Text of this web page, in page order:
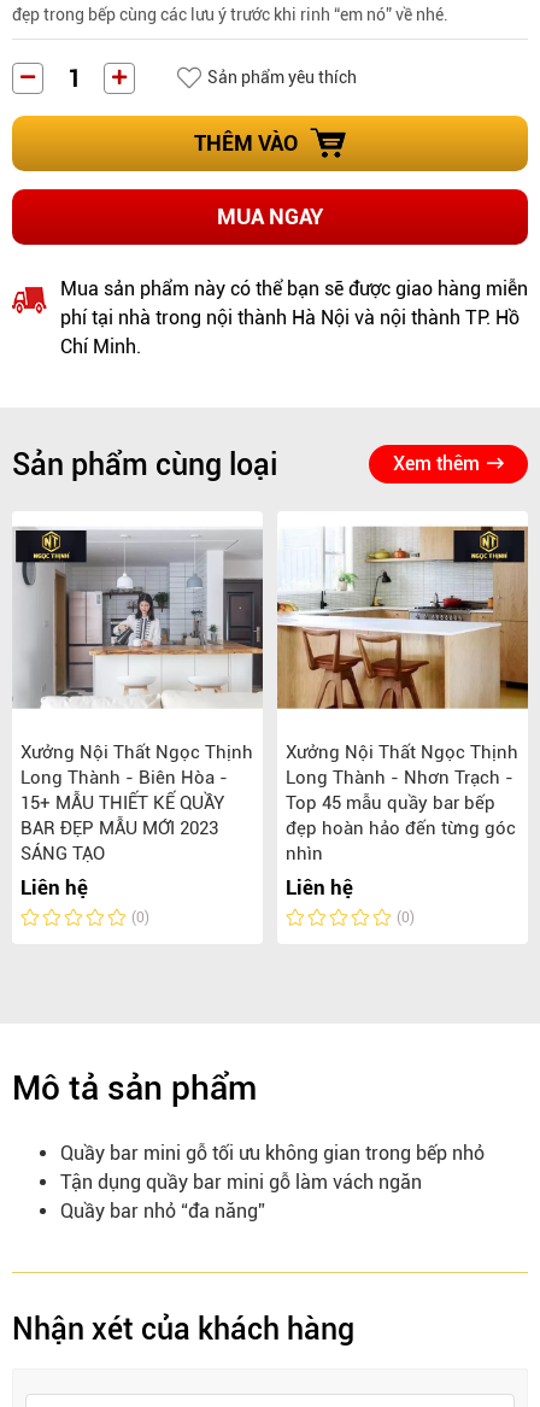
đẹp trong bếp cùng các lưu ý trước khi rinh “em nó” về nhé.
Sản phẩm yêu thích
THÊM VÀO
MUA NGAY
Mua sản phẩm này có thể bạn sẽ được giao hàng miễn
phí tại nhà trong nội thành Hà Nội và nội thành TP. Hồ
Chí Minh.
Sản phẩm cùng loại Xem thêm
Xưởng Nội Thất Ngọc Thịnh
Long Thành - Biên Hòa -
15+ MẪU THIẾT KẾ QUẦY
BAR ĐẸP MẪU MỚI 2023
SÁNG TẠO
Liên hệ
(0)
Xưởng Nội Thất Ngọc Thịnh
Long Thành - Nhơn Trạch -
Top 45 mẫu quầy bar bếp
đẹp hoàn hảo đến từng góc
nhìn
Liên hệ
(0)
Mô tả sản phẩm
Quầy bar mini gỗ tối ưu không gian trong bếp nhỏ
Tận dụng quầy bar mini gỗ làm vách ngăn
Quầy bar nhỏ “đa năng”
Nhận xét của khách hàng